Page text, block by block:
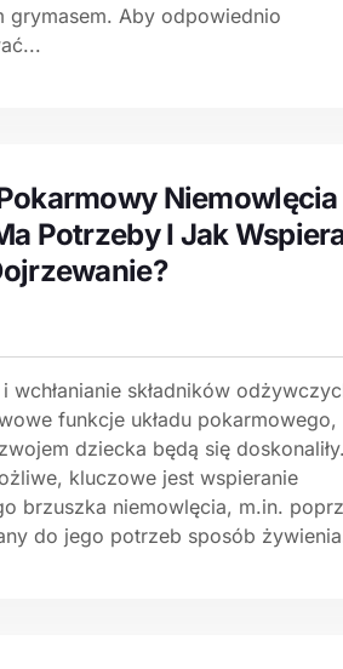
grymasem. Aby odpowiednio
Niemowlęcia
Potrzeby I Jak
wchłanianie składników
funkcje układu
dziecka będą się
kluczowe jest wspieranie
brzuszka niemowlęcia, m.in.
do jego potrzeb sposób